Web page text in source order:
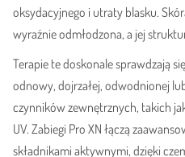
oksydacyjnego i utraty blasku.
wyraźnie odmłodzona, a jej
Terapie te doskonale sprawdzają
odnowy, dojrzałej, odwodnionej
czynników zewnętrznych, takich
UV. Zabiegi Pro XN łączą
składnikami aktywnymi, dzięki